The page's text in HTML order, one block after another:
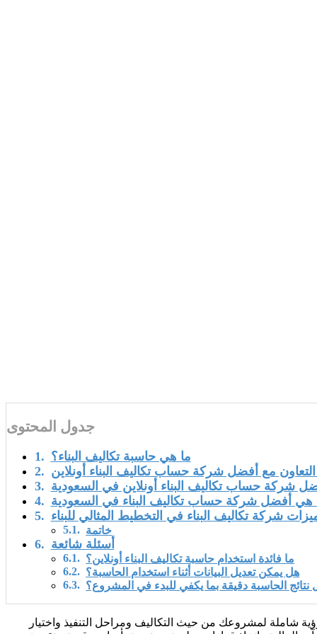
جدول المحتوى
ما هي حاسبة تكاليف البناء؟
التعاون مع أفضل شركة حساب تكاليف البناء أونلاين
شركة حساب تكاليف البناء أونلاين في السعودية
هي أفضل شركة حساب تكاليف البناء في السعودية
شركة تكاليف البناء في التخطيط المثالي للبناء
خاتمة
أسئلة شائعة
ما فائدة استخدام حاسبة تكاليف البناء أونلاين؟
هل يمكن تعديل البيانات أثناء استخدام الحاسبة؟
نتائج الحاسبة دقيقة بما يكفي للبدء في المشروع؟
شاملة لمشروعك من حيث التكاليف ومراحل التنفيذ واختيار